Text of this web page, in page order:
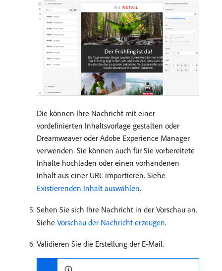
Die können Ihre Nachricht mit einer
vordefinierten Inhaltsvorlage gestalten oder
Dreamweaver oder Adobe Experience Manager
verwenden. Sie können auch für Sie vorbereitete
Inhalte hochladen oder einen vorhandenen
Inhalt aus einer URL importieren. Siehe
Existierenden Inhalt auswählen.
Sehen Sie sich Ihre Nachricht in der Vorschau an.
Siehe Vorschau der Nachricht erzeugen.
Validieren Sie die Erstellung der E-Mail.